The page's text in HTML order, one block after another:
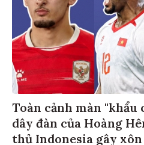
Toàn cảnh màn "khẩu
dây đàn của Hoàng
thủ Indonesia gây